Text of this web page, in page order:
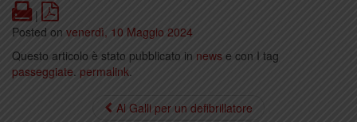
Print
|
Posted on venerdì, 10 Maggio 2024
Questo articolo è stato pubblicato in news e con I tag
passeggiate. permalink.
Al Galli per un defibrillatore